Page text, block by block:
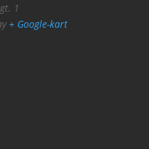
1
+ Google-kart